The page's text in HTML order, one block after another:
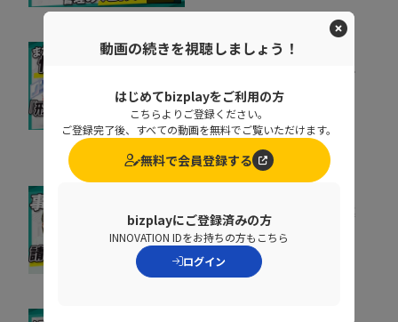
10:20
「私たちは安全だ」と思
い込んでいる組織に告
ぐ！70万を超える...
ペンタセキュリティ株式会社
07:05
督促に費やす時間を事業
成果に集中投下
株式会社ラクーンフィナンシャ
ル
動画の続きを視聴しましょう！
はじめてbizplayをご利用の方
こちらよりご登録ください。
ご登録完了後、すべての動画を無料でご覧いただけます。
無料で会員登録する
bizplayにご登録済みの方
INNOVATION IDをお持ちの方もこちら
ログイン